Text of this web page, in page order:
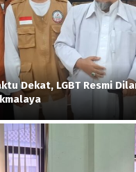
Dekat, LGBT Resmi